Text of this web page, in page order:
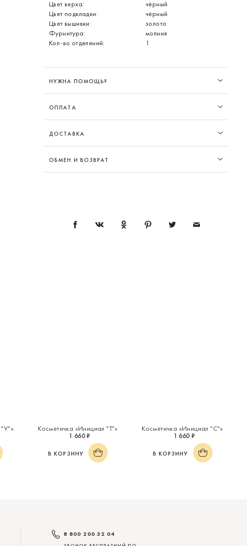
Цвет верха:
чёрный
Цвет подкладки:
чёрный
Цвет вышивки:
золото
Фурнитура:
молния
Кол-во отделений:
1
НУЖНА ПОМОЩЬ?
ОПЛАТА
ДОСТАВКА
ОБМЕН И ВОЗВРАТ
"У"» Косметичка «Инициал "Т"»
1 660 ₽
В КОРЗИНУ
Косметичка «Инициал "С"»
1 660 ₽
В КОРЗИНУ
8 800 200 32 04